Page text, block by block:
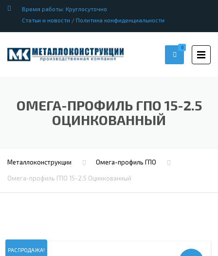
Время работы: Круглосуточно
Статьи и новости / Политика конфиденциальности
0
ОМЕГА-ПРОФИЛЬ ГПО 15-2.5
ОЦИНКОВАННЫЙ
Металлоконструкции Омега-профиль ГПО
Омега-профиль ГПО 15-2.5 Оцинкованный
РАСПРОДАЖА!